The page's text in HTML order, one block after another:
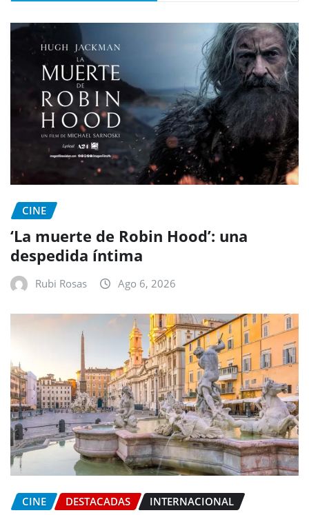
CINE
‘La muerte de Robin Hood’: una
despedida íntima
Rubi Rosas Ago 6, 2026
CINE DESTACADAS INTERNACIONAL